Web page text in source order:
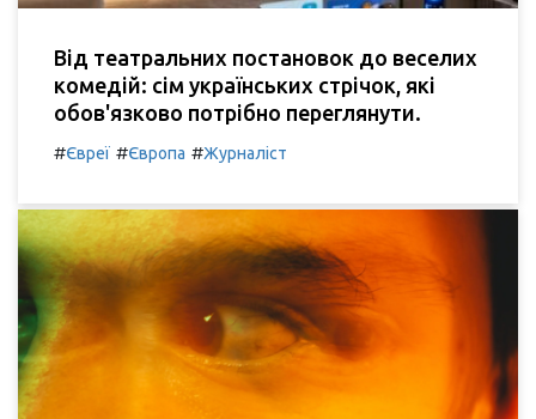
Від театральних постановок до веселих
комедій: сім українських стрічок, які
обов'язково потрібно переглянути.
#Євреї #Європа #Журналіст